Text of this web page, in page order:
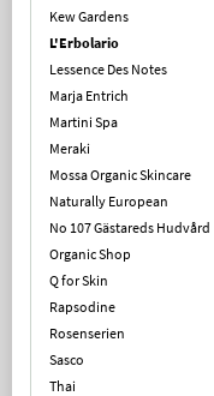
Kew Gardens
L'Erbolario
Lessence Des Notes
Marja Entrich
Martini Spa
Meraki
Mossa Organic Skincare
Naturally European
No 107 Gästareds Hudvård
Organic Shop
Q for Skin
Rapsodine
Rosenserien
Sasco
Thai